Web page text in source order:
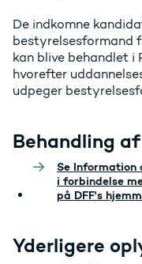
De indkomne
bestyrelsesformand
kan blive behandlet i
hvorefter
udpeger
Behandling
Se Information
i forbindelse
på DFF's
Yderligere